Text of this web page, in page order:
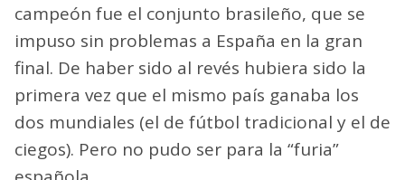
campeón fue el conjunto brasileño, que se
impuso sin problemas a España en la gran
final. De haber sido al revés hubiera sido la
primera vez que el mismo país ganaba los
dos mundiales (el de fútbol tradicional y el de
ciegos). Pero no pudo ser para la “furia”